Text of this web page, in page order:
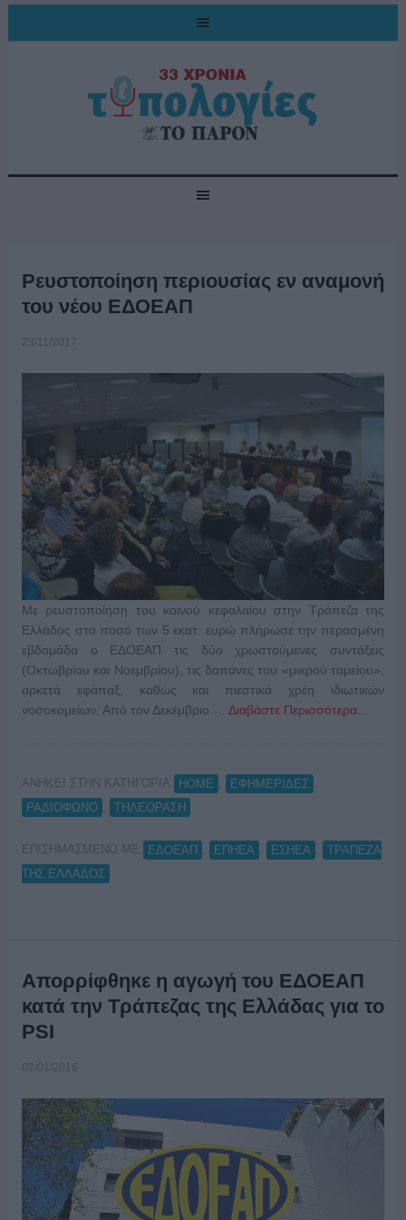
Ρευστοποίηση περιουσίας εν αναμονή
του νέου ΕΔΟΕΑΠ
23/11/2017
Με ρευστοποίηση του κοινού κεφαλαίου στην Τράπεζα της
Ελλάδος στο ποσό των 5 εκατ. ευρώ πλήρωσε την περασμένη
εβδομάδα ο ΕΔΟΕΑΠ τις δύο χρωστούμενες συντάξεις
(Οκτωβρίου και Νοεμβρίου), τις δαπάνες του «μικρού ταμείου»,
αρκετά εφάπαξ, καθώς και πιεστικά χρέη ιδιωτικών
νοσοκομείων. Από τον Δεκέμβριο … Διαβάστε Περισσότερα...
ΑΝΗΚΕΙ ΣΤΗΝ ΚΑΤΗΓΟΡΙΑ: HOME ΕΦΗΜΕΡΙΔΕΣ
ΡΑΔΙΟΦΩΝΟ
ΤΗΛΕΟΡΑΣΗ
ΕΠΙΣΗΜΑΣΜΕΝΟ ΜΕ: ΕΔΟΕΑΠ ΕΠΗΕΑ ΕΣΗΕΑ
ΤΡΑΠΕΖΑ
ΤΗΣ ΕΛΛΑΔΟΣ
Απορρίφθηκε η αγωγή του ΕΔΟΕΑΠ
κατά την Τράπεζας της Ελλάδας για το
PSI
02/01/2016